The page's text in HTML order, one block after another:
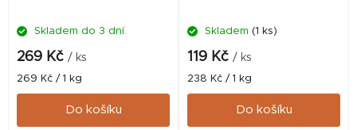
Skladem do 3 dní.
269 Kč / ks
Měrná
cena:
269 Kč / 1 kg
Do košíku
Skladem (1 ks)
119 Kč / ks
Měrná
cena:
238 Kč / 1 kg
Do košíku